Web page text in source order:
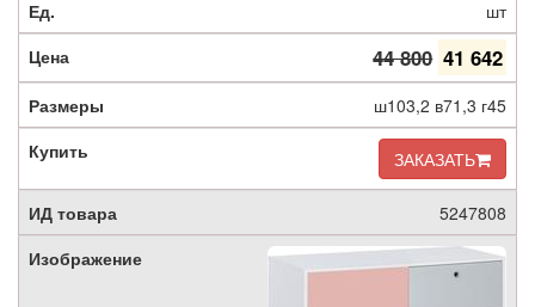
шт
44 800 41 642
ш103,2 в71,3 г45
ЗАКАЗАТЬ
5247808